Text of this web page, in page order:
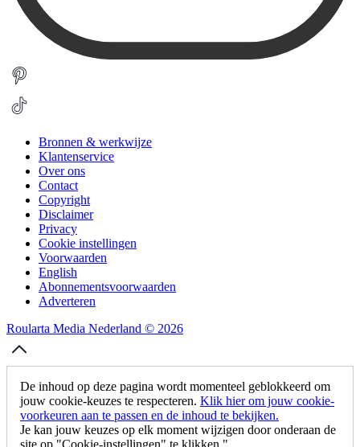
Bronnen & werkwijze
Klantenservice
Over ons
Contact
Copyright
Disclaimer
Privacy
Cookie instellingen
Voorwaarden
English
Abonnementsvoorwaarden
Adverteren
Roularta Media Nederland © 2026
De inhoud op deze pagina wordt momenteel geblokkeerd om
jouw cookie-keuzes te respecteren. Klik hier om jouw cookie-
voorkeuren aan te passen en de inhoud te bekijken.
Je kan jouw keuzes op elk moment wijzigen door onderaan de